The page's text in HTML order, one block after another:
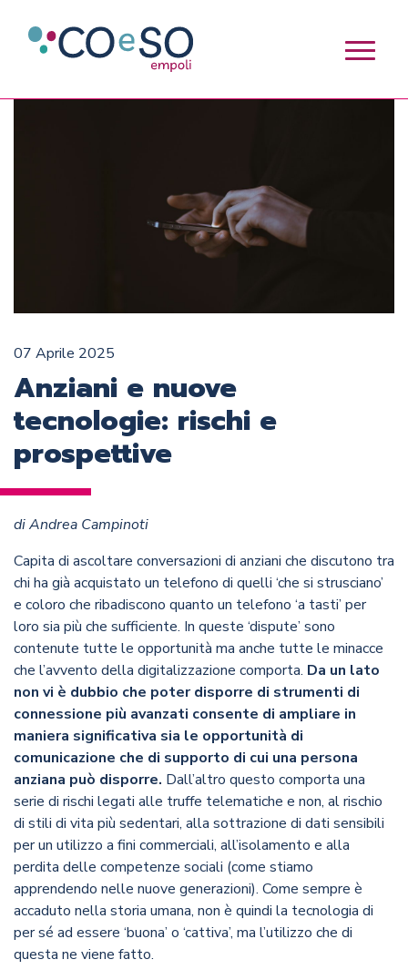
07 Aprile 2025
Anziani e nuove
tecnologie: rischi e
prospettive
di Andrea Campinoti
Capita di ascoltare conversazioni di anziani che discutono tra
chi ha già acquistato un telefono di quelli ‘che si strusciano’
e coloro che ribadiscono quanto un telefono ‘a tasti’ per
loro sia più che sufficiente. In queste ‘dispute’ sono
contenute tutte le opportunità ma anche tutte le minacce
che l’avvento della digitalizzazione comporta. Da un lato
non vi è dubbio che poter disporre di strumenti di
connessione più avanzati consente di ampliare in
maniera significativa sia le opportunità di
comunicazione che di supporto di cui una persona
anziana può disporre. Dall’altro questo comporta una
serie di rischi legati alle truffe telematiche e non, al rischio
di stili di vita più sedentari, alla sottrazione di dati sensibili
per un utilizzo a fini commerciali, all’isolamento e alla
perdita delle competenze sociali (come stiamo
apprendendo nelle nuove generazioni). Come sempre è
accaduto nella storia umana, non è quindi la tecnologia di
per sé ad essere ‘buona’ o ‘cattiva’, ma l’utilizzo che di
questa ne viene fatto.